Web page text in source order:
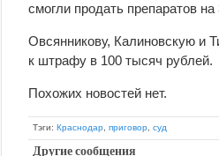
смогли продать препаратов
Овсянникову, Калиновскую и
к штрафу в 100 тысяч рублей.
Похожих новостей нет.
Тэги: Краснодар приговор суд
Другие сообщения